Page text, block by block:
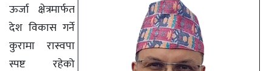
ऊर्जा क्षेत्रमार्फत
देश विकास गर्ने
कुरामा रास्वपा
स्पष्ट रहेको